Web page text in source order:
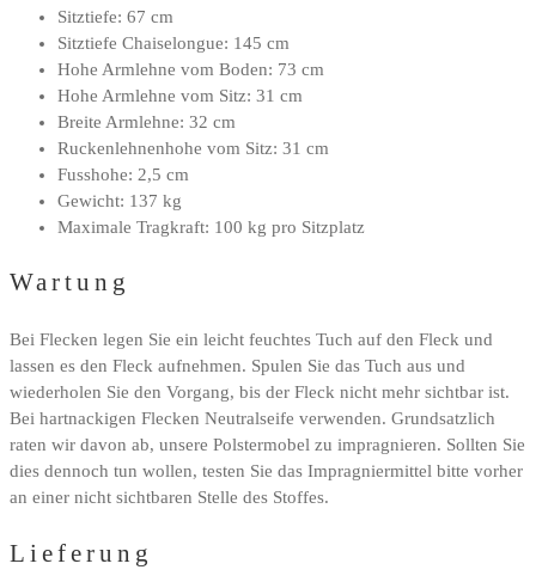
Sitztiefe: 67 cm
Sitztiefe Chaiselongue: 145 cm
Hohe Armlehne vom Boden: 73 cm
Hohe Armlehne vom Sitz: 31 cm
Breite Armlehne: 32 cm
Ruckenlehnenhohe vom Sitz: 31 cm
Fusshohe: 2,5 cm
Gewicht: 137 kg
Maximale Tragkraft: 100 kg pro Sitzplatz
Wartung
Bei Flecken legen Sie ein leicht feuchtes Tuch auf den Fleck und
lassen es den Fleck aufnehmen. Spulen Sie das Tuch aus und
wiederholen Sie den Vorgang, bis der Fleck nicht mehr sichtbar ist.
Bei hartnackigen Flecken Neutralseife verwenden. Grundsatzlich
raten wir davon ab, unsere Polstermobel zu impragnieren. Sollten Sie
dies dennoch tun wollen, testen Sie das Impragniermittel bitte vorher
an einer nicht sichtbaren Stelle des Stoffes.
Lieferung